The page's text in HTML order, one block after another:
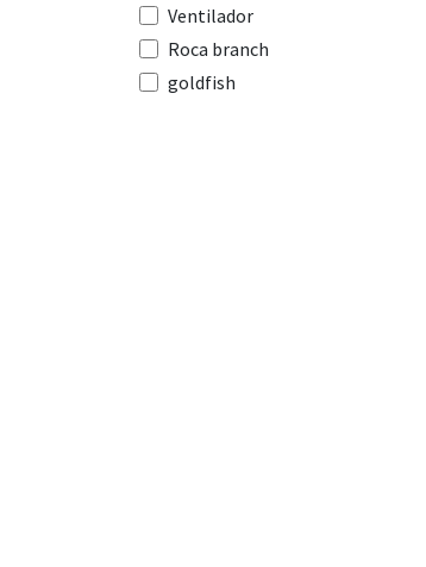
Ventilador
Roca branch
goldfish